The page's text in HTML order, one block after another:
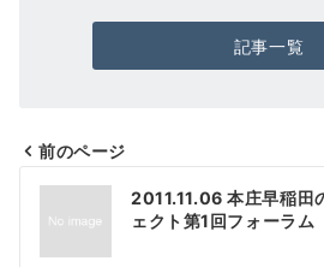
記事一覧
投
前のページ
2011.11.06 本庄早稲田
ェクト第1回フォーラ